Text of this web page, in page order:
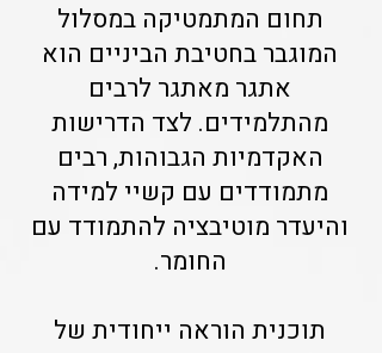
תחום המתמטיקה במסלול
המוגבר בחטיבת הביניים הוא
אתגר מאתגר לרבים
מהתלמידים. לצד הדרישות
האקדמיות הגבוהות, רבים
מתמודדים עם קשיי למידה
והיעדר מוטיבציה להתמודד עם
החומר.
תוכנית הוראה ייחודית של